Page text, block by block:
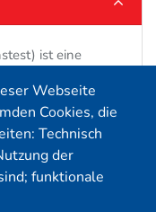
ist eine
bevor sie von
Pentest?
Schwachstellen,
Webseite
Cookies, die
Technisch
der
funktionale